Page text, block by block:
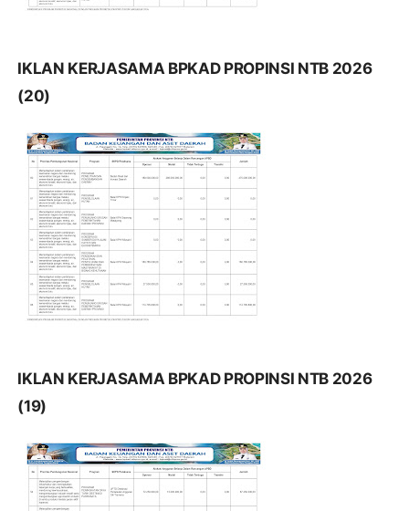
IKLAN KERJASAMA BPKAD PROPINSI NTB 2026
(20)
IKLAN KERJASAMA BPKAD PROPINSI NTB 2026
(19)